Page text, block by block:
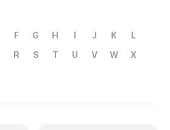
F G H I J K
L
R S T U V W
X